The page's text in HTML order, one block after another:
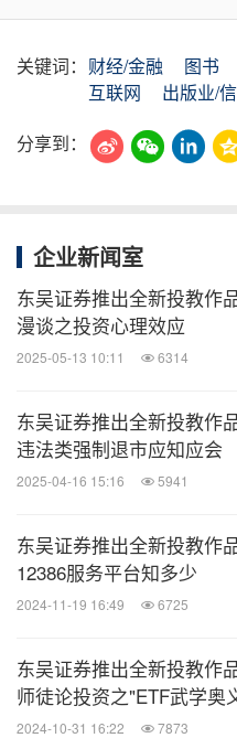
关键词： 财经/金融 图书
互联网
出版业/
分享到：
企业新闻室
东吴证券推出全新投教作
漫谈之投资心理效应
2025-05-13 10:11 6314
东吴证券推出全新投教作
违法类强制退市应知应会
2025-04-16 15:16 5941
东吴证券推出全新投教作品
12386服务平台知多少
2024-11-19 16:49 6725
东吴证券推出全新投教作
师徒论投资之"ETF武学奥
2024-10-31 16:22 7873